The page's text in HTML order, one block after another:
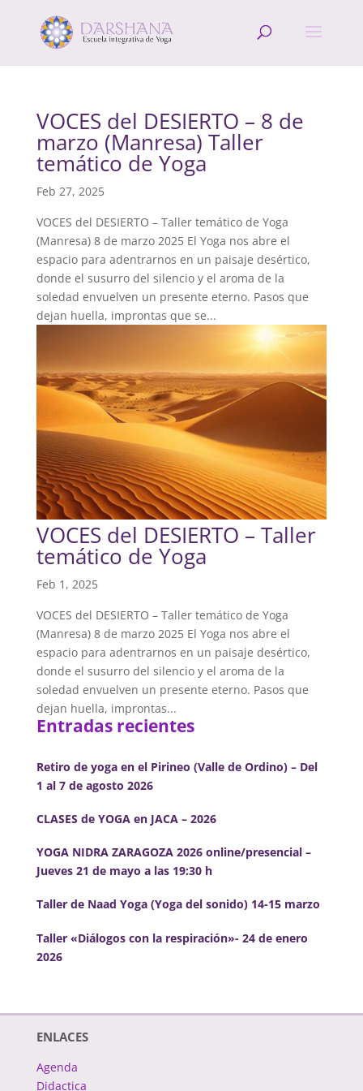
VOCES del DESIERTO – 8 de
marzo (Manresa) Taller
temático de Yoga
Feb 27, 2025
VOCES del DESIERTO – Taller temático de Yoga
(Manresa) 8 de marzo 2025 El Yoga nos abre el
espacio para adentrarnos en un paisaje desértico,
donde el susurro del silencio y el aroma de la
soledad envuelven un presente eterno. Pasos que
dejan huella, improntas que se...
VOCES del DESIERTO – Taller
temático de Yoga
Feb 1, 2025
VOCES del DESIERTO – Taller temático de Yoga
(Manresa) 8 de marzo 2025 El Yoga nos abre el
espacio para adentrarnos en un paisaje desértico,
donde el susurro del silencio y el aroma de la
soledad envuelven un presente eterno. Pasos que
dejan huella, improntas...
Entradas recientes
Retiro de yoga en el Pirineo (Valle de Ordino) – Del
1 al 7 de agosto 2026
CLASES de YOGA en JACA – 2026
YOGA NIDRA ZARAGOZA 2026 online/presencial –
Jueves 21 de mayo a las 19:30 h
Taller de Naad Yoga (Yoga del sonido) 14-15 marzo
Taller «Diálogos con la respiración»- 24 de enero
2026
ENLACES
Agenda
Didactica